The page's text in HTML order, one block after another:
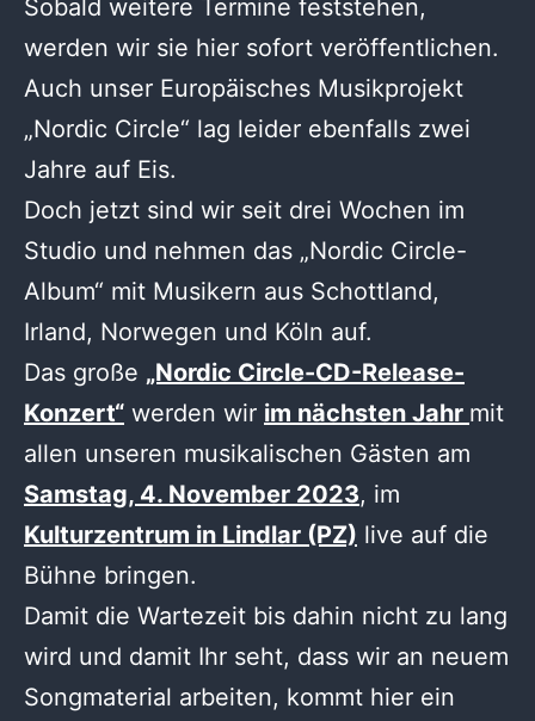
Sobald weitere Termine feststehen,
werden wir sie hier sofort veröffentlichen.
Auch unser Europäisches Musikprojekt
„Nordic Circle“ lag leider ebenfalls zwei
Jahre auf Eis.
Doch jetzt sind wir seit drei Wochen im
Studio und nehmen das „Nordic Circle-
Album“ mit Musikern aus Schottland,
Irland, Norwegen und Köln auf.
Das große „Nordic Circle-CD-Release-
Konzert“ werden wir im nächsten Jahr mit
allen unseren musikalischen Gästen am
Samstag, 4. November 2023, im
Kulturzentrum in Lindlar (PZ) live auf die
Bühne bringen.
Damit die Wartezeit bis dahin nicht zu lang
wird und damit Ihr seht, dass wir an neuem
Songmaterial arbeiten, kommt hier ein